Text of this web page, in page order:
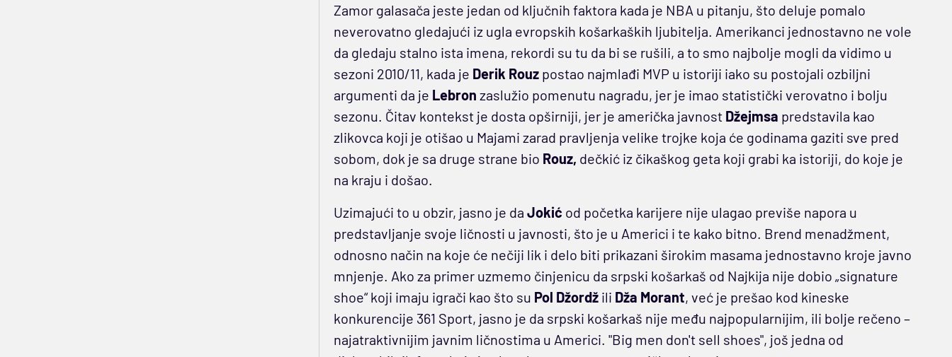
Zamor galasača jeste jedan od ključnih faktora kada je NBA u pitanju, što deluje pomalo
neverovatno gledajući iz ugla evropskih košarkaških ljubitelja. Amerikanci jednostavno ne vole
da gledaju stalno ista imena, rekordi su tu da bi se rušili, a to smo najbolje mogli da vidimo u
sezoni 2010/11, kada je Derik Rouzpostao najmlađi MVP u istoriji iako su postojali ozbiljni
argumenti da je Lebron zaslužio pomenutu nagradu, jer je imao statistički verovatno i bolju
sezonu. Čitav kontekst je dosta opširniji, jer je američka javnost Džejmsa predstavila kao
zlikovca koji je otišao u Majami zarad pravljenja velike trojke koja će godinama gaziti sve pred
sobom, dok je sa druge strane bio Rouz, dečkić iz čikaškog geta koji grabi ka istoriji, do koje je
na kraju i došao.
Uzimajući to u obzir, jasno je da Jokić od početka karijere nije ulagao previše napora u
predstavljanje svoje ličnosti u javnosti, što je u Americi i te kako bitno. Brend menadžment,
odnosno način na koje će nečiji lik i delo biti prikazani širokim masama jednostavno kroje javno
mnjenje. Ako za primer uzmemo činjenicu da srpski košarkaš od Najkija nije dobio „signature
shoe“ koji imaju igrači kao što su Pol Džordžili Dža Morant, već je prešao kod kineske
konkurencije 361 Sport, jasno je da srpski košarkaš nije među najpopularnijim, ili bolje rečeno –
najatraktivnijim javnim ličnostima u Americi. "Big men don't sell shoes", još jedna od